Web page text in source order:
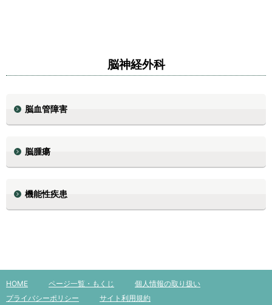
脳神経外科
脳血管障害
脳腫瘍
機能性疾患
HOME ページ一覧・もくじ
個人情報の取り扱い
プライバシーポリシー
サイト利用規約